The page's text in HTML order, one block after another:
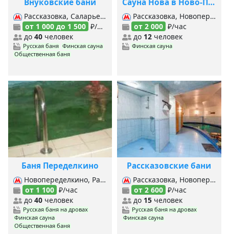
Внуковские бани
Рассказовка, Саларьево,
от 1 000 до 1 500 ₽/час
до 40 человек
Русская баня Финская сауна
Общественная баня
Сауна Нова в Ново-Переделкино
Рассказовка, Новопеределкино,
от 2 000 ₽/час
до 12человек
Финская сауна
Баня Переделкино
Новопеределкино, Рассказовка, Боровское шоссе,
от 1 100 ₽/час
до 40 человек
Русская баня на дровах
Финская сауна
Общественная баня
Рассказовские бани
Рассказовка, Новопеределкино, Боровское шоссе,
от 2 600 ₽/час
до 15человек
Русская баня на дровах
Финская сауна